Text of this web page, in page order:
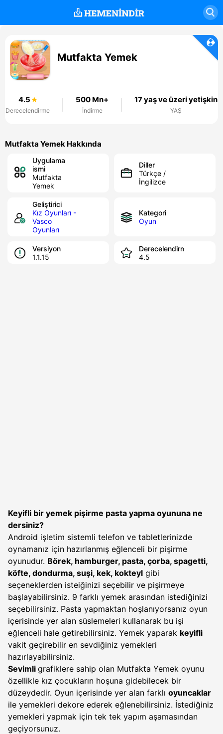
Mutfakta Yemek
4.5
Derecelendirme
500 Mn+
İndirme
17 yaş ve üzeri yetişkin
YAŞ
Mutfakta Yemek Hakkında
Uygulama
ismi
Mutfakta
Yemek
Diller
Türkçe /
İngilizce
Geliştirici
Kız Oyunları -
Vasco
Oyunları
Kategori
Oyun
Versiyon
1.1.15
Derecelendirme
4.5
Keyifli bir yemek pişirme pasta yapma oyununa ne
dersiniz?
Android işletim sistemli telefon ve tabletlerinizde
oynamanız için hazırlanmış eğlenceli bir pişirme
oyunudur. Börek, hamburger, pasta, çorba, spagetti,
köfte, dondurma, suşi, kek, kokteyl gibi
seçeneklerden isteiğinizi seçebilir ve pişirmeye
başlayabilirsiniz. 9 farklı yemek arasından istediğinizi
seçebilirsiniz. Pasta yapmaktan hoşlanıyorsanız oyun
içerisinde yer alan süslemeleri kullanarak bu işi
eğlenceli hale getirebilirsiniz. Yemek yaparak keyifli
vakit geçirebilir en sevdiğiniz yemekleri
hazırlayabilirsiniz.
Sevimli grafiklere sahip olan Mutfakta Yemek oyunu
özellikle kız çocukların hoşuna gidebilecek bir
düzeydedir. Oyun içerisinde yer alan farklı oyuncaklar
ile yemekleri dekore ederek eğlenebilirsiniz. İstediğiniz
yemekleri yapmak için tek tek yapım aşamasından
geçiyorsunuz.